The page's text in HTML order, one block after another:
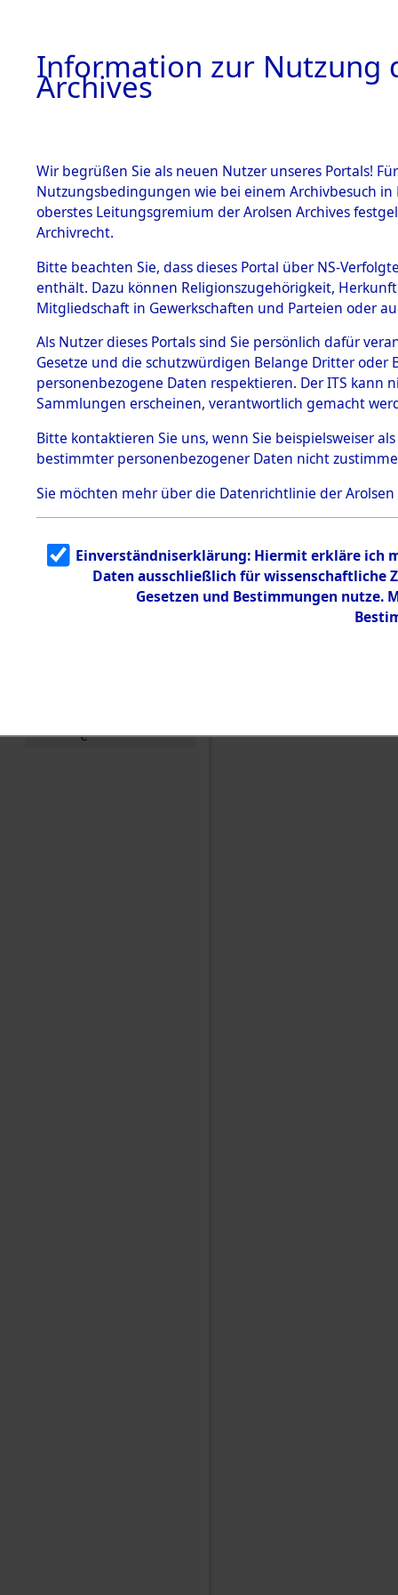
BESTÄNDE
1.
mente
5. Verschiedenes
5.3
Todesmärsche
5.3.1 Alliierte
Erhebungen
zu
Todesmärsch
en
5.3.2
g
5.3.3
Todesmärsch
e
Information zur Nutzung
Archives
Wir begrüßen Sie als neuen Nutzer unseres Portals!
Nutzungsbedingungen wie bei einem Archivbesuch
oberstes Leitungsgremium der Arolsen Archives
Archivrecht.
Bitte beachten Sie, dass dieses Portal über NS-
enthält. Dazu können Religionszugehörigkeit,
Mitgliedschaft in Gewerkschaften und Parteien oder
Als Nutzer dieses Portals sind Sie persönlich dafür
Gesetze und die schutzwürdigen Belange Dritter
personenbezogene Daten respektieren. Der ITS
Sammlungen erscheinen, verantwortlich gemacht
Bitte kontaktieren Sie uns, wenn Sie beispielsweiser
bestimmter personenbezogener Daten nicht
Sie möchten mehr über die Datenrichtlinie der Arolsen
Einverständniserklärung: Hiermit erkläre ich
Daten ausschließlich für wissenschaftliche
Gesetzen und Bestimmungen nutze.